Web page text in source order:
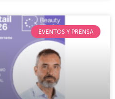
EVENTOS Y PRENSA